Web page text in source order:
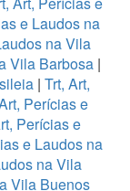
e Laudos na
na Vila
Vila Barbosa|
| Trt, Art,
Perícias e
Perícias e
e Laudos na
na Vila
Vila Buenos